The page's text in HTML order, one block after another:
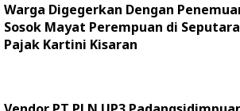
Warga Digegerkan Dengan
Sosok Mayat Perempuan di
Pajak Kartini Kisaran